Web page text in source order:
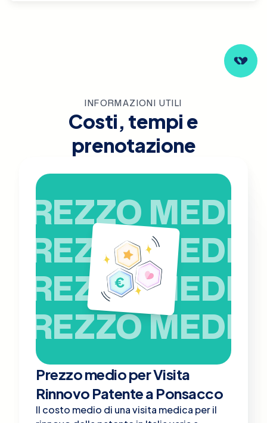
INFORMAZIONI UTILI
Costi, tempi e
prenotazione
PREZZO MEDIO
PREZZO MEDIO
PREZZO MEDIO
PREZZO MEDIO
Prezzo medio per Visita
Rinnovo Patente a Ponsacco
Il costo medio di una visita medica per il